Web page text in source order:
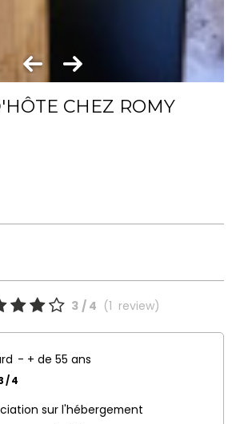
CHEZ ROMY
3 / 4 (1 review)
+ de 55 ans
/ 4
sur l'hébergement